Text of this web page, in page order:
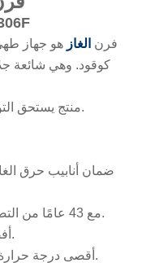
فرن الغاز هو جهاز
كوقود. وهي شائعة
لذا فإن HLY-102F/204F/306F منتج يستحق التوصية به.
2. مع 43 عامًا من التصنيعز الخبرات والتكنولوجيا لفرن الغاز.
3. مادة غرفة Alusteel، أفضل لزي التدفئة.
4. أقصى درجة حرارة 400 درجة مئوية، عزل حراري أفضل.